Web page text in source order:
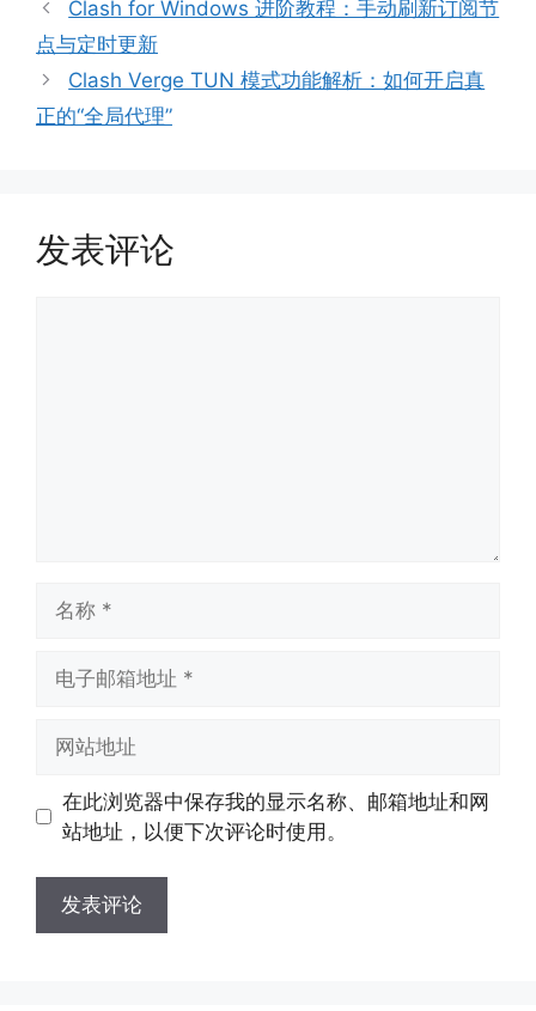
Clash for Windows 进阶教程：手动刷新订阅节
点与定时更新
Clash Verge TUN 模式功能解析：如何开启真
正的“全局代理”
发表评论
址
址
在此浏览器中保存我的显示名称、邮箱地址和网
站地址，以便下次评论时使用。